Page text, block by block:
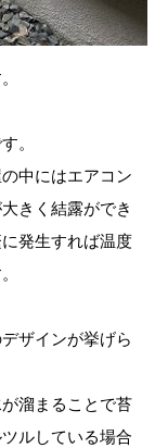
。
中にはエアコン
きく結露ができ
発生すれば温度
ザインが挙げら
溜まることで苔
ルしている場合